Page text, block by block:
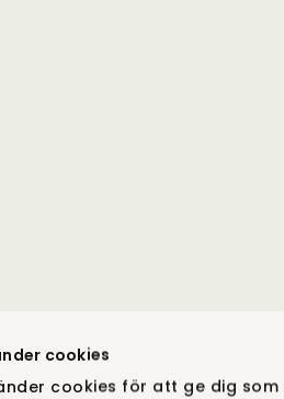
cookies
cookies för att ge dig